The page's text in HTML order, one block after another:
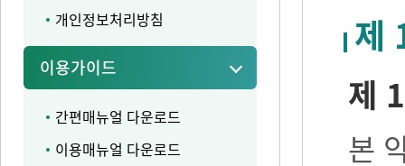
개인정보처리방침
이용가이드
간편매뉴얼 다운로드
이용매뉴얼 다운로드
제
제
본